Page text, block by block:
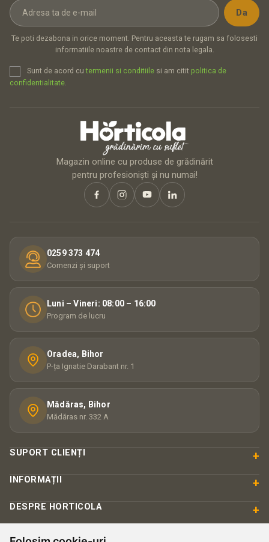
Te poti dezabona in orice moment. Pentru aceasta te rugam sa folosesti
informatiile noastre de contact din nota legala.
Sunt de acord cutermenii si conditiile si am citit politica de
confidentialitate
Magazin online cu produse de grădinărit
pentru profesioniști și nu numai!
0259 373 474
Comenzi și suport
Luni – Vineri: 08:00 – 16:00
Program de lucru
Oradea, Bihor
P-ța Ignatie Darabant nr. 1
Mădăras, Bihor
Mădăras nr. 332 A
SUPORT CLIENȚI +
INFORMAȚII +
DESPRE HORTICOLA +